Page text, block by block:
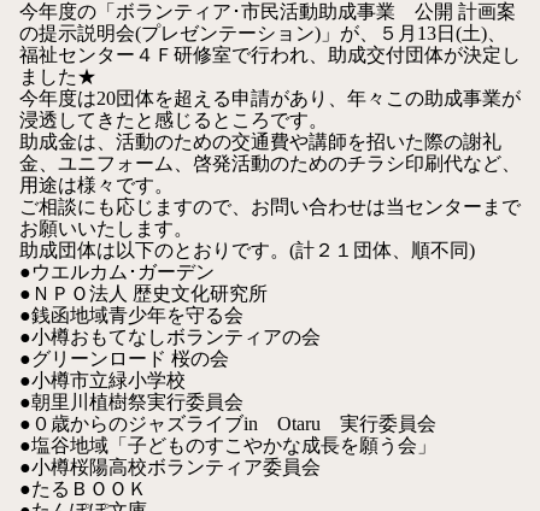
今年度の「ボランティア･市民活動助成事業 公開 計画案
の提示説明会(プレゼンテーション)」が、５月13日(土)、
福祉センター４Ｆ研修室で行われ、助成交付団体が決定し
ました★
今年度は20団体を超える申請があり、年々この助成事業が
浸透してきたと感じるところです。
助成金は、活動のための交通費や講師を招いた際の謝礼
金、ユニフォーム、啓発活動のためのチラシ印刷代など、
用途は様々です。
ご相談にも応じますので、お問い合わせは当センターまで
お願いいたします。
助成団体は以下のとおりです。(計２１団体、順不同)
●ウエルカム･ガーデン
●ＮＰＯ法人 歴史文化研究所
●銭函地域青少年を守る会
●小樽おもてなしボランティアの会
●グリーンロード 桜の会
●小樽市立緑小学校
●朝里川植樹祭実行委員会
●０歳からのジャズライブin Otaru 実行委員会
●塩谷地域「子どものすこやかな成長を願う会」
●小樽桜陽高校ボランティア委員会
●たるＢＯＯＫ